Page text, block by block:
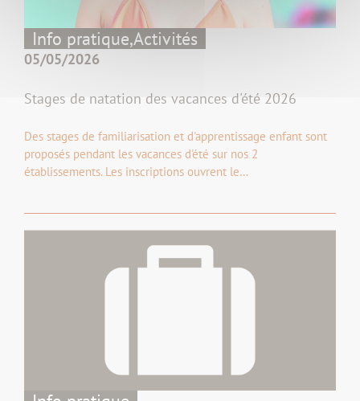
Info pratique,Activités
05/05/2026
Stages de natation des vacances d'été 2026
Des stages de familiarisation et d'apprentissage enfant sont
proposés pendant les vacances d'été sur nos 2
établissements. Les inscriptions ouvrent le…